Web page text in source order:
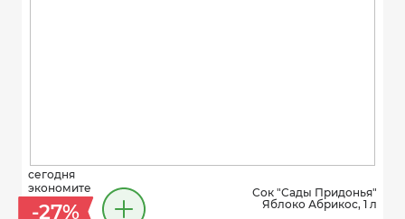
сегодня
экономите
-27%
Сок "Сады Придонья"
Яблоко Абрикос, 1 л